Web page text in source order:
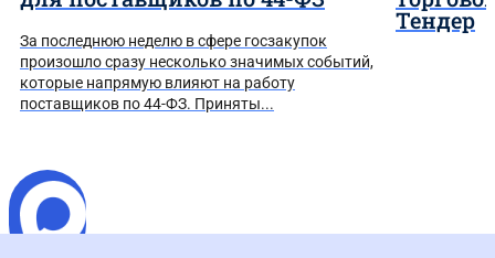
За последнюю неделю в сфере госзакупок
произошло сразу несколько значимых событий,
которые напрямую влияют на работу
поставщиков по 44-ФЗ. Приняты...
Тендер